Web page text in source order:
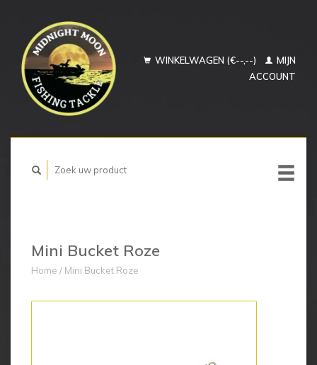
WINKELWAGEN (€--,--)
MIJN
ACCOUNT
Mini Bucket Roze
Home / Mini Bucket Roze